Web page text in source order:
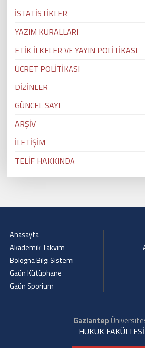
İSTATİSTİKLER
YAZIM KURALLARI
ETİK İLKELER VE YAYIN POLİTİKASI
ÜCRET POLİTİKASI
DİZİNLER
GÜNCEL SAYI
ARŞİV
İLETİŞİM
TELİF HAKKINDA
Anasayfa
Akademik Takvim
Bologna Bilgi Sistemi
Gaün Kütüphane
Gaün Sporium
Gaziantep
HUKUK FAKÜLTESİ